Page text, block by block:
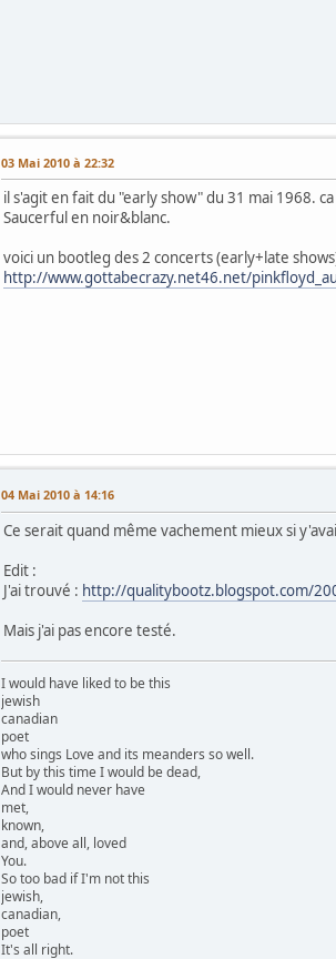
03 Mai 2010 à 22:32
il s'agit en fait du "early show" du 31 mai 1968.
Saucerful en noir&blanc.
voici un bootleg des 2 concerts (early+late
http://www.gottabecrazy.net46.net/
04 Mai 2010 à 14:16
Ce serait quand même vachement mieux si
Edit :
J'ai trouvé : http://qualitybootz.blogspot.com/
Mais j'ai pas encore testé.
I would have liked to be this
jewish
canadian
poet
who sings Love and its meanders so well.
But by this time I would be dead,
And I would never have
met,
known,
and, above all, loved
You.
So too bad if I'm not this
jewish,
canadian,
poet
It's all right.